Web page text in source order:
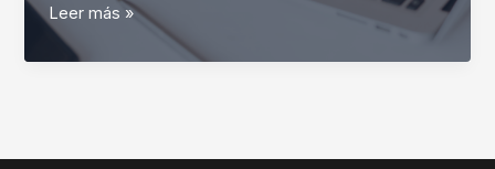
Despido
Nulo:
Qué
Leer más »